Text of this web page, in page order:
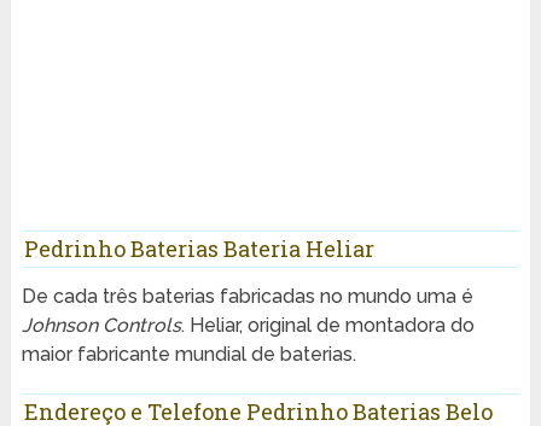
Pedrinho Baterias Bateria Heliar
De cada três baterias fabricadas no mundo uma é
Johnson Controls. Heliar, original de montadora do
maior fabricante mundial de baterias.
Endereço e Telefone Pedrinho Baterias Belo